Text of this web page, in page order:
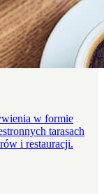
w formie
tarasach
i restauracji.